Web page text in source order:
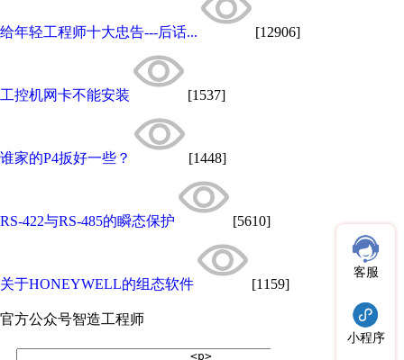
给年轻工程师十大忠告---后话... [12906]
工控机网卡不能安装 [1537]
谁家的P4扳好一些？ [1448]
RS-422与RS-485的瞬态保护 [5610]
关于HONEYWELL的组态软件 [1159]
官方公众号智造工程师
客服
小程序